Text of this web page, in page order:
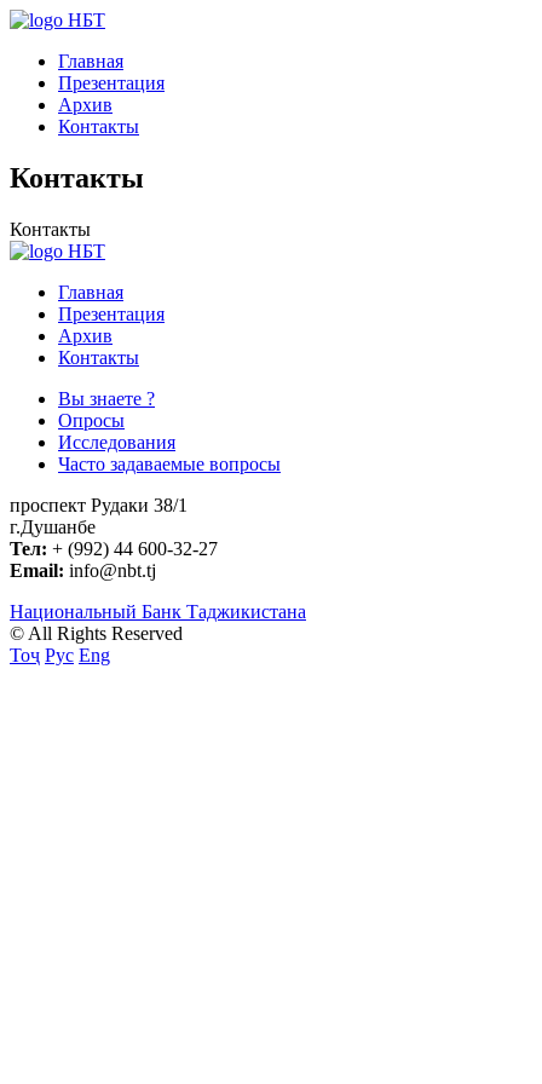
НБТ
Главная
Презентация
Архив
Контакты
Контакты
Контакты
НБТ
Главная
Презентация
Архив
Контакты
Вы знаете ?
Опросы
Исследования
Часто задаваемые вопросы
проспект Рудаки 38/1
г.Душанбе
Тел: + (992) 44 600-32-27
Email: info@nbt.tj
Национальный Банк Таджикистана
© All Rights Reserved
Тоҷ Рус Eng